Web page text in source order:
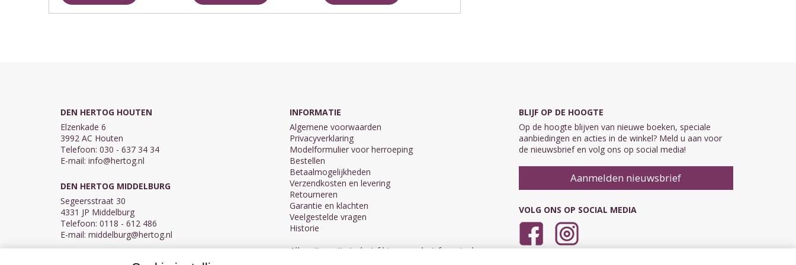
wil, ...
DEN HERTOG HOUTEN
Elzenkade 6
3992 AC Houten
Telefoon: 030 - 637 34 34
E-mail: info@hertog.nl
DEN HERTOG MIDDELBURG
Segeersstraat 30
4331 JP Middelburg
Telefoon: 0118 - 612 486
E-mail: middelburg@hertog.nl
INFORMATIE
Algemene voorwaarden
Privacyverklaring
Modelformulier voor herroeping
Bestellen
Betaalmogelijkheden
Verzendkosten en levering
Retourneren
Garantie en klachten
Veelgestelde vragen
Historie
Alle prijzen zijn inclusief btw en exclusief eventuele
BLIJF OP DE HOOGTE
Op de hoogte blijven van nieuwe boeken, speciale
aanbiedingen en acties in de winkel? Meld u aan voor
de nieuwsbrief en volg ons op social media!
Aanmelden nieuwsbrief
VOLG ONS OP SOCIAL MEDIA